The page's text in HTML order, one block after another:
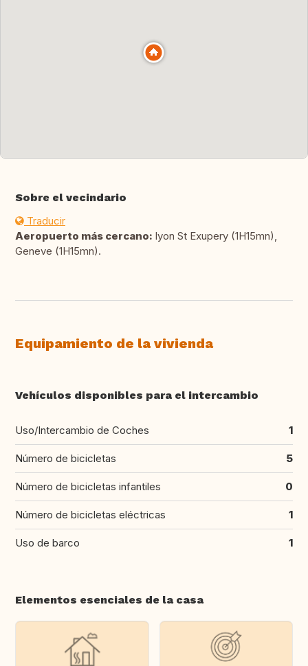
Sobre el vecindario
Traducir
Aeropuerto más cercano: lyon St Exupery (1H15mn),
Geneve (1H15mn).
Equipamiento de la vivienda
Vehículos disponibles para el intercambio
Uso/Intercambio de Coches 1
Número de bicicletas 5
Número de bicicletas infantiles 0
Número de bicicletas eléctricas 1
Uso de barco 1
Elementos esenciales de la casa